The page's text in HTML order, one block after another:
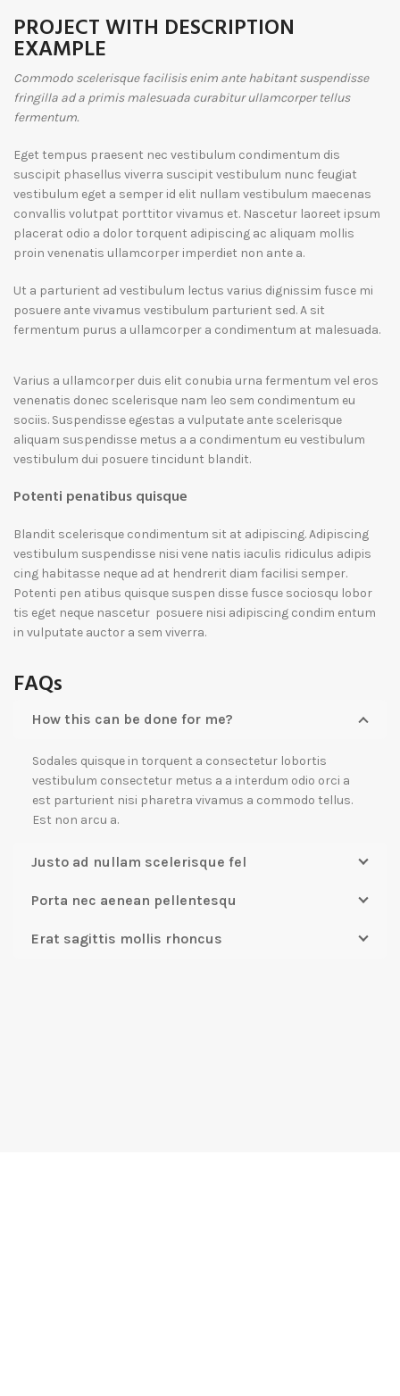
PROJECT WITH DESCRIPTION
EXAMPLE
Commodo scelerisque facilisis enim ante habitant suspendisse
fringilla ad a primis malesuada curabitur ullamcorper tellus
fermentum.
Eget tempus praesent nec vestibulum condimentum dis
suscipit phasellus viverra suscipit vestibulum nunc feugiat
vestibulum eget a semper id elit nullam vestibulum maecenas
convallis volutpat porttitor vivamus et. Nascetur laoreet ipsum
placerat odio a dolor torquent adipiscing ac aliquam mollis
proin venenatis ullamcorper imperdiet non ante a.
Ut a parturient ad vestibulum lectus varius dignissim fusce mi
posuere ante vivamus vestibulum parturient sed. A sit
fermentum purus a ullamcorper a condimentum at malesuada.
Varius a ullamcorper duis elit conubia urna fermentum vel eros
venenatis donec scelerisque nam leo sem condimentum eu
sociis. Suspendisse egestas a vulputate ante scelerisque
aliquam suspendisse metus a a condimentum eu vestibulum
vestibulum dui posuere tincidunt blandit.
Potenti penatibus quisque
Blandit scelerisque condimentum sit at adipiscing. Adipiscing
vestibulum suspendisse nisi vene natis iaculis ridiculus adipis
cing habitasse neque ad at hendrerit diam facilisi semper.
Potenti pen atibus quisque suspen disse fusce sociosqu lobor
tis eget neque nascetur posuere nisi adipiscing condim entum
in vulputate auctor a sem viverra.
FAQs
How this can be done for me?
Sodales quisque in torquent a consectetur lobortis
vestibulum consectetur metus a a interdum odio orci a
est parturient nisi pharetra vivamus a commodo tellus.
Est non arcu a.
Justo ad nullam scelerisque fel
Porta nec aenean pellentesqu
Erat sagittis mollis rhoncus